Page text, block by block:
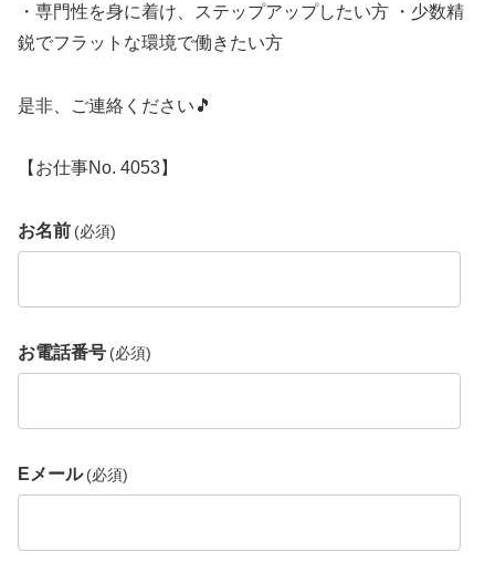
・専門性を身に着け、ステップアップしたい方 ・少数精
鋭でフラットな環境で働きたい方
是非、ご連絡ください🎵
【お仕事No. 4053】
お名前 (必須)
お電話番号 (必須)
Eメール (必須)